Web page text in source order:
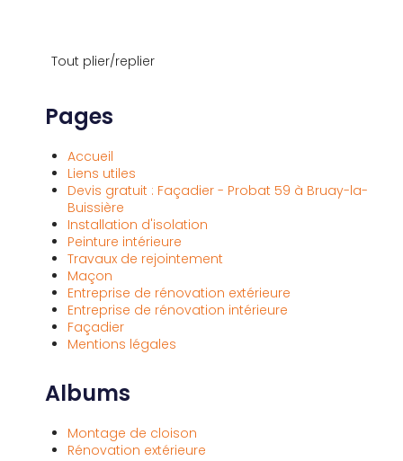
Tout plier/replier
Pages
Accueil
Liens utiles
Devis gratuit : Façadier - Probat 59 à Bruay-la-
Buissière
Installation d'isolation
Peinture intérieure
Travaux de rejointement
Maçon
Entreprise de rénovation extérieure
Entreprise de rénovation intérieure
Façadier
Mentions légales
Albums
Montage de cloison
Rénovation extérieure